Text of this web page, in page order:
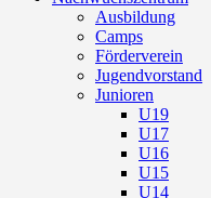
Ausbildung
Camps
Förderverein
Jugendvorstand
Junioren
U19
U17
U16
U15
U14